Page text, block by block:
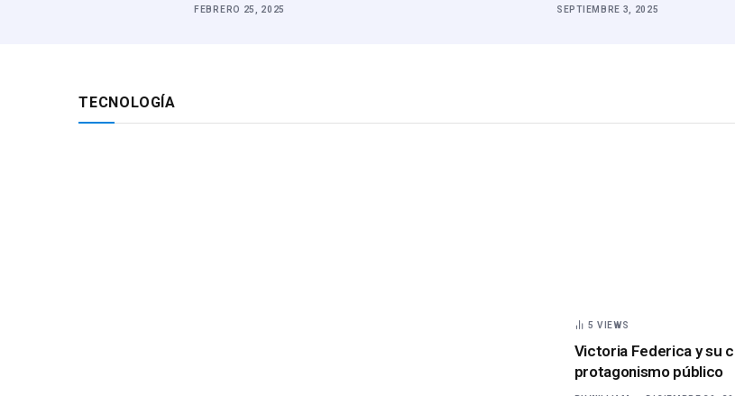
FEBRERO 25, 2025 SEPTIEMBRE 3, 2025
TECNOLOGÍA
5 VIEWS
Victoria Federica y su
protagonismo público